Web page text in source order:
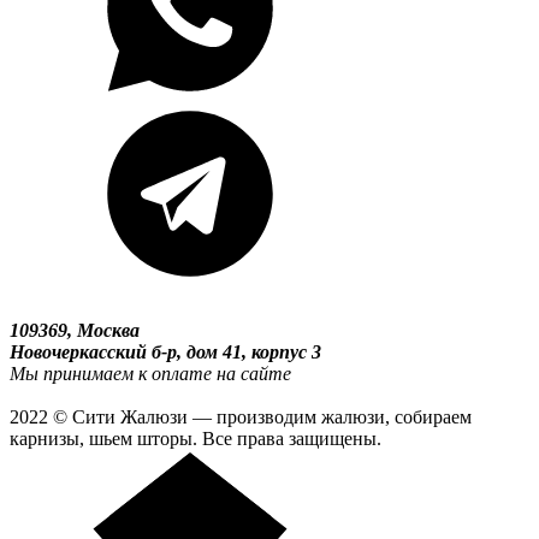
109369, Москва
Новочеркасский б-р, дом 41, корпус 3
Мы принимаем к оплате на сайте
2022 © Сити Жалюзи — производим жалюзи, собираем
карнизы, шьем шторы. Все права защищены.